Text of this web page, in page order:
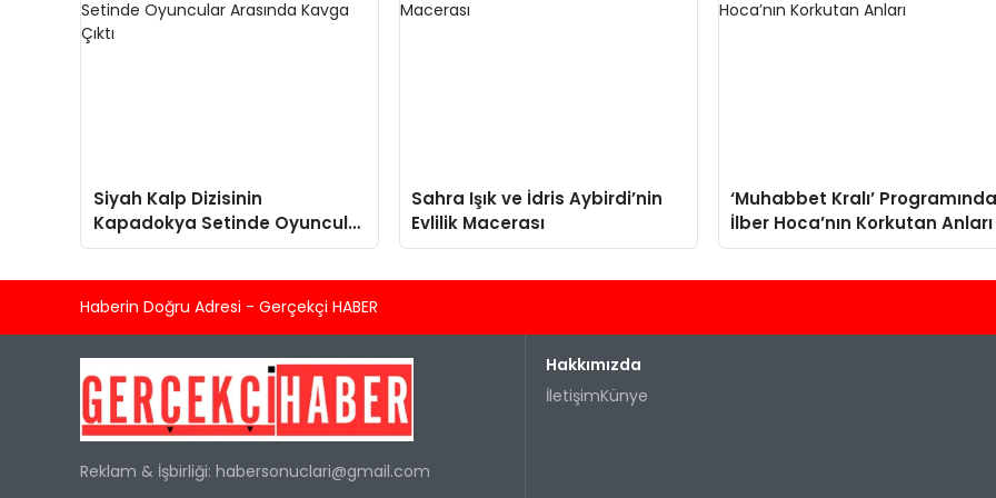
Siyah Kalp Dizisinin
Kapadokya Setinde Oyuncular
Arasında Kavga Çıktı
Sahra Işık ve İdris Aybirdi’nin
Evlilik Macerası
‘Muhabbet Kralı’
İlber Hoca’nın Korkutan Anları
Haberin Doğru Adresi - Gerçekçi HABER
Reklam & İşbirliği: habersonuclari@gmail.com
Hakkımızda
İletişimKünye